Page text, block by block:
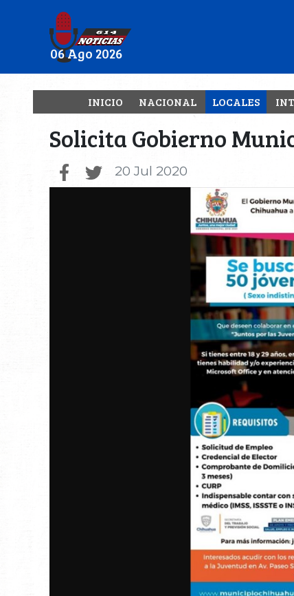
06 Ago 2026
INICIO NACIONAL LOCALES
Solicita Gobierno
20 Jul 2020